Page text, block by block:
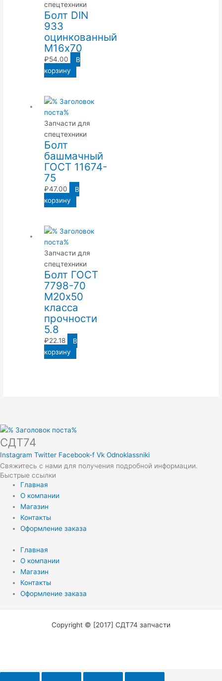
спецтехники
Болт DIN
933
оцинкованный
М16х70
₽54.00
В
корзину
Запчасти для
спецтехники
Болт
башмачный
ГОСТ 11674-
75
₽47.00
В
корзину
Запчасти для
спецтехники
Болт ГОСТ
7798-70
М20х50
класса
прочности
5.8
₽22.18
В
корзину
СДТ74
Instagram Twitter Facebook-f Vk Odnoklassniki
Свяжитесь с нами для получения подробной информации.
Быстрые ссылки
Главная
О компании
Магазин
Контакты
Оформление заказа
Главная
О компании
Магазин
Контакты
Оформление заказа
Copyright © [2017] СДТ74 запчасти